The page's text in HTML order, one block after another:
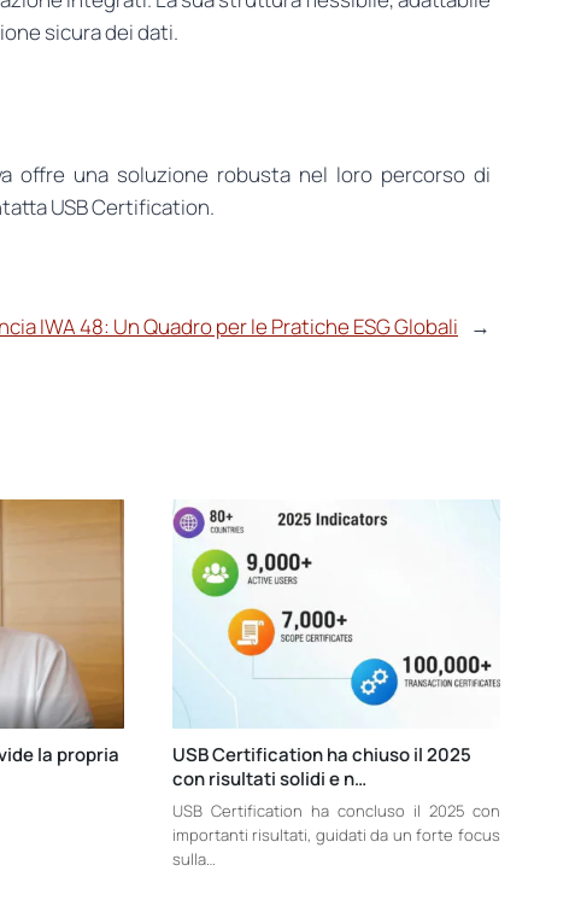
sicura dei dati.
offre una soluzione robusta nel loro percorso di
USB Certification.
IWA 48: Un Quadro per le Pratiche ESG Globali →
la propria
USB Certification ha chiuso il 2025
con risultati solidi e n…
USB Certification ha concluso il 2025 con
importanti risultati, guidati da un forte focus
sulla…